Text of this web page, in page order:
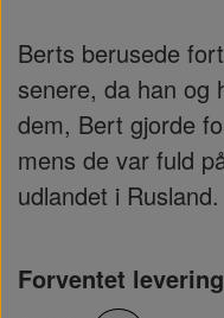
Berts berusede
senere, da han og
dem, Bert gjorde
mens de var fuld
udlandet i Rusland.
Forventet